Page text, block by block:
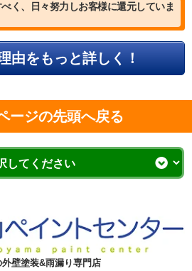
く、日々努力しお客様に還元していま
由をもっと詳しく！
ージの先頭へ戻る
壁塗装&雨漏り専門店